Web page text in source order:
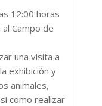
12:00 horas
Campo de
una visita a
exhibición y
animales,
como realizar